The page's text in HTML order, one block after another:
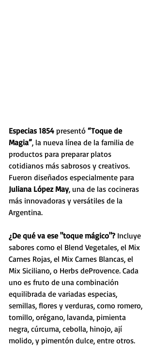
Especias 1854 presentó “Toque de
Magia”, la nueva línea de la familia de
productos para preparar platos
cotidianos más sabrosos y creativos.
Fueron diseñados especialmente para
Juliana López May, una de las cocineras
más innovadoras y versátiles de la
Argentina.
¿De qué va ese "toque mágico"? Incluye
sabores como el Blend Vegetales, el Mix
Carnes Rojas, el Mix Carnes Blancas, el
Mix Siciliano, o Herbs deProvence. Cada
uno es fruto de una combinación
equilibrada de variadas especias,
semillas, flores y verduras, como romero,
tomillo, orégano, lavanda, pimienta
negra, cúrcuma, cebolla, hinojo, ají
molido, y pimentón dulce, entre otros.